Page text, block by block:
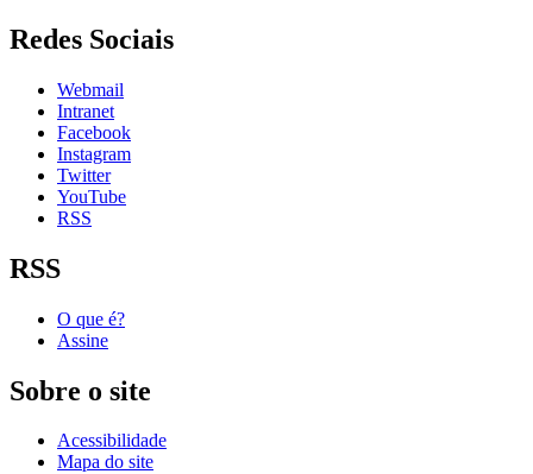
Redes Sociais
Webmail
Intranet
Facebook
Instagram
Twitter
YouTube
RSS
RSS
O que é?
Assine
Sobre o site
Acessibilidade
Mapa do site